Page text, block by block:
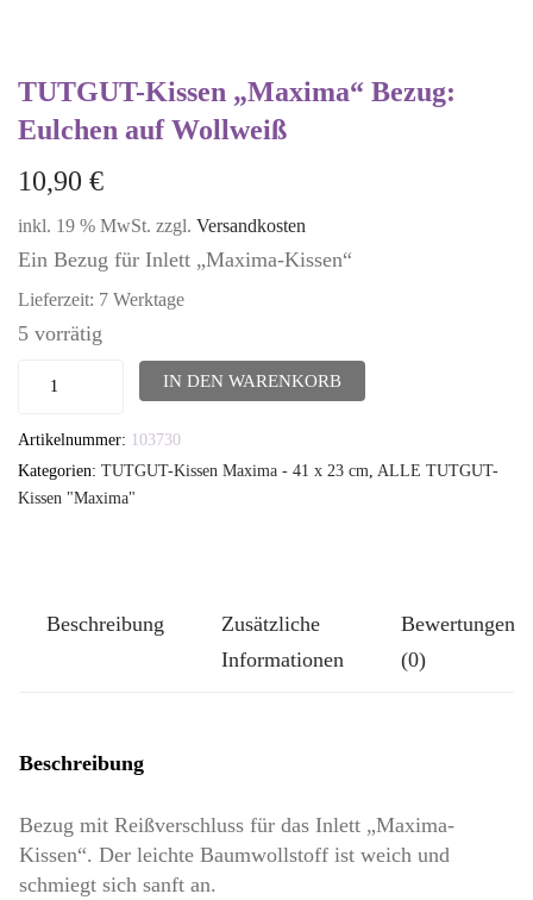
TUTGUT-Kissen „Maxima“ Bezug:
Eulchen auf Wollweiß
10,90 €
inkl. 19 % MwSt. zzgl. Versandkosten
Ein Bezug für Inlett „Maxima-Kissen“
Lieferzeit: 7 Werktage
5 vorrätig
TUTGUT-
"Maxima"
Bezug:
Menge
IN DEN WARENKORB
Artikelnummer: 103730
Kategorien: TUTGUT-Kissen Maxima - 41 x 23 cm ALLE TUTGUT-
Kissen "Maxima"
Beschreibung
Zusätzliche
Informationen
Bewertungen
(0)
Beschreibung
Bezug mit Reißverschluss für das Inlett „Maxima-
Kissen“. Der leichte Baumwollstoff ist weich und
schmiegt sich sanft an.